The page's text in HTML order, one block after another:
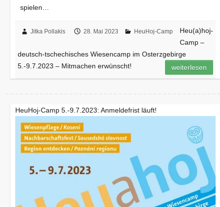
spielen…
Jitka Pollakis 28. Mai 2023 HeuHoj-Camp
Heu(a)hoj-
Camp –
deutsch-tschechisches Wiesencamp im Osterzgebirge
5.-9.7.2023 – Mitmachen erwünscht!
weiterlesen
HeuHoj-Camp 5.-9.7.2023: Anmeldefrist läuft!